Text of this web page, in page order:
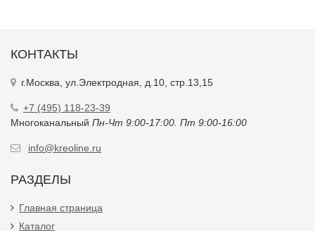
КОНТАКТЫ
г.Москва, ул.Электродная, д.10, стр.13,15
+7 (495) 118-23-39
Многоканальный Пн-Чт 9:00-17:00. Пт 9:00-16:00
info@kreoline.ru
РАЗДЕЛЫ
Главная страница
Каталог